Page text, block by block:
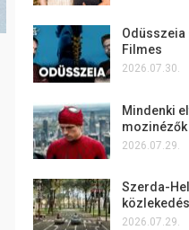
Odüsszeia
Filmes
2026.07.30.
Mindenki
2026.07.29.
Szerda-
2026.07.29.